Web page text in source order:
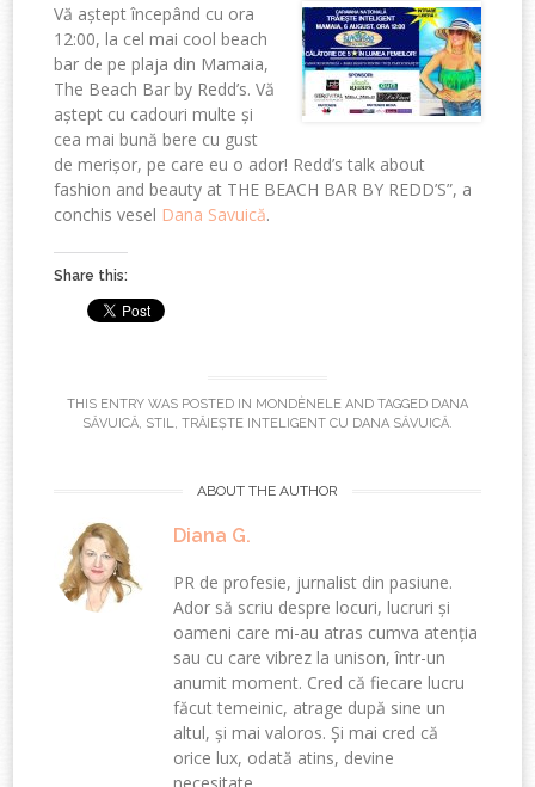
Vă aștept începând cu ora
12:00, la cel mai cool beach
bar de pe plaja din Mamaia,
The Beach Bar by Redd’s. Vă
aștept cu cadouri multe și
cea mai bună bere cu gust
de merișor, pe care eu o ador! Redd’s talk about
fashion and beauty at THE BEACH BAR BY REDD’S”, a
conchis vesel Dana Savuică.
Share this:
THIS ENTRY WAS POSTED IN MONDÈNELE AND TAGGED DANA
SĂVUICĂ, STIL, TRĂIEȘTE INTELIGENT CU DANA SĂVUICĂ.
ABOUT THE AUTHOR
Diana G.
PR de profesie, jurnalist din pasiune.
Ador să scriu despre locuri, lucruri și
oameni care mi-au atras cumva atenția
sau cu care vibrez la unison, într-un
anumit moment. Cred că fiecare lucru
făcut temeinic, atrage după sine un
altul, și mai valoros. Și mai cred că
orice lux, odată atins, devine